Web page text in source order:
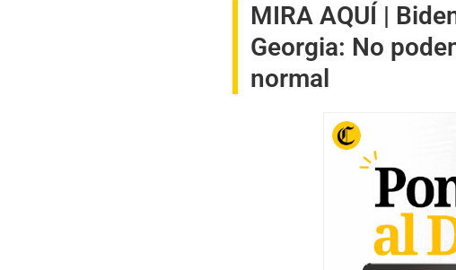
MIRA AQUÍ |
Georgia: No
normal